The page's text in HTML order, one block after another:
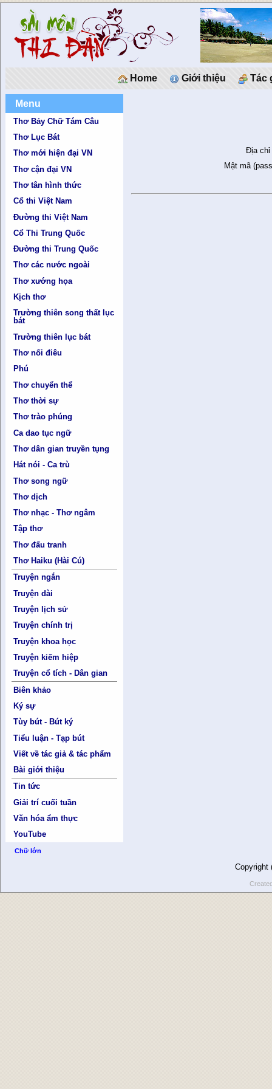
Home Giới thiệu Tác
Menu
Thơ Bảy Chữ Tám Câu
Thơ Lục Bát
Thơ mới hiện đại VN
Thơ cận đại VN
Thơ tân hình thức
Cổ thi Việt Nam
Đường thi Việt Nam
Cổ Thi Trung Quốc
Đường thi Trung Quốc
Thơ các nước ngoài
Thơ xướng họa
Kịch thơ
Trường thiên song thất lục
bát
Trường thiên lục bát
Thơ nối điêu
Phú
Thơ chuyển thể
Thơ thời sự
Thơ trào phúng
Ca dao tục ngữ
Thơ dân gian truyền tụng
Hát nói - Ca trù
Thơ song ngữ
Thơ dịch
Thơ nhạc - Thơ ngâm
Tập thơ
Thơ đấu tranh
Thơ Haiku (Hài Cú)
Truyện ngắn
Truyện dài
Truyện lịch sử
Truyện chính trị
Truyện khoa học
Truyện kiếm hiệp
Truyện cổ tích - Dân gian
Biên khảo
Ký sự
Tùy bút - Bút ký
Tiểu luận - Tạp bút
Viết về tác giả & tác phẩm
Bài giới thiệu
Tin tức
Giải trí cuối tuần
Văn hóa ẩm thực
YouTube
Chữ lớn
Địa chỉ
Mật mã
Copyright